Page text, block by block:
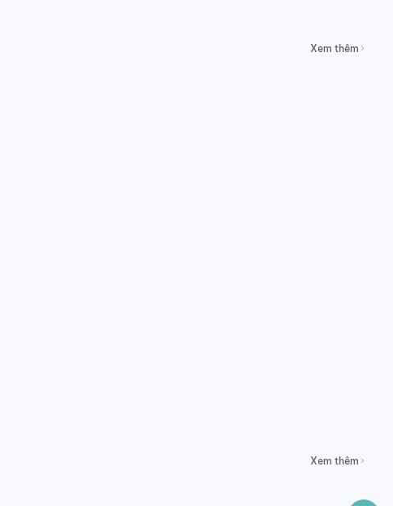
Xem thêm
Xem thêm